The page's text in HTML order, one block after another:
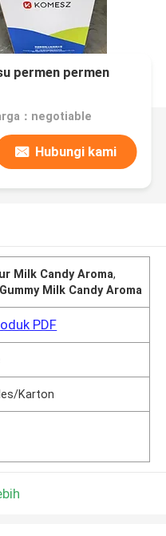
permen permen
：negotiable
Hubungi kami
Milk Candy Aroma,
Milk Candy Aroma
PDF
Karton